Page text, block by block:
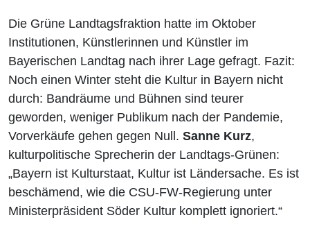
Die Grüne Landtagsfraktion hatte im Oktober
Institutionen, Künstlerinnen und Künstler im
Bayerischen Landtag nach ihrer Lage gefragt. Fazit:
Noch einen Winter steht die Kultur in Bayern nicht
durch: Bandräume und Bühnen sind teurer
geworden, weniger Publikum nach der Pandemie,
Vorverkäufe gehen gegen Null. Sanne Kurz,
kulturpolitische Sprecherin der Landtags-Grünen:
„Bayern ist Kulturstaat, Kultur ist Ländersache. Es ist
beschämend, wie die CSU-FW-Regierung unter
Ministerpräsident Söder Kultur komplett ignoriert.“